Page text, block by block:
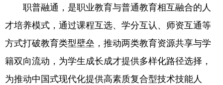
职普融通，是职业教育与普通教育相互融合的人
才培养模式，通过课程互选、学分互认、师资互通等
方式打破教育类型壁垒，推动两类教育资源共享与学
籍双向流动，为学生成长成才提供多样化路径选择，
为推动中国式现代化提供高素质复合型技术技能人